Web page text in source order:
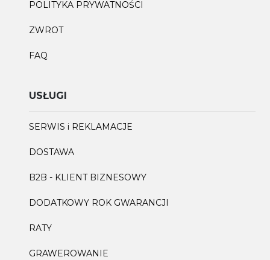
POLITYKA PRYWATNOŚCI
ZWROT
FAQ
USŁUGI
SERWIS i REKLAMACJE
DOSTAWA
B2B - KLIENT BIZNESOWY
DODATKOWY ROK GWARANCJI
RATY
GRAWEROWANIE